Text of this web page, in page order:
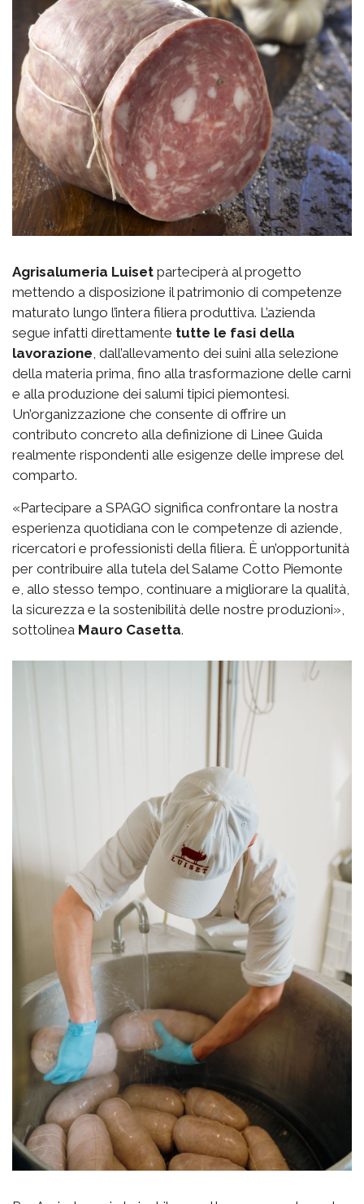
Agrisalumeria Luiset parteciperà al progetto
mettendo a disposizione il patrimonio di competenze
maturato lungo l’intera filiera produttiva. L’azienda
segue infatti direttamente tutte le fasi della
lavorazione, dall’allevamento dei suini alla selezione
della materia prima, fino alla trasformazione delle carni
e alla produzione dei salumi tipici piemontesi.
Un’organizzazione che consente di offrire un
contributo concreto alla definizione di Linee Guida
realmente rispondenti alle esigenze delle imprese del
comparto.
«Partecipare a SPAGO significa confrontare la nostra
esperienza quotidiana con le competenze di aziende,
ricercatori e professionisti della filiera. È un’opportunità
per contribuire alla tutela del Salame Cotto Piemonte
e, allo stesso tempo, continuare a migliorare la qualità,
la sicurezza e la sostenibilità delle nostre produzioni»,
sottolinea Mauro Casetta.